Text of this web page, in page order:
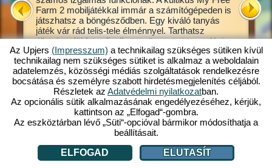
Farm 2 mobiljátékkal immár a számítógépeden is
játszhatsz a böngésződben. Egy kiváló tanyás
játék vár rád telis-tele élménnyel. Tarthatsz
állatokat, földet művelhetsz, összetett termelési
láncok mentén feldolgozott termékeket gyárthatsz.
Regisztrálj máris ingyen és játssz velünk!
tőle,
vevők.
átveszik
csak
Az Upjers (Impresszum) a technikailag szükséges sütiken kívül
technikailag nem szükséges sütiket is alkalmaz a weboldalain
adatelemzés, közösségi médiás szolgáltatások rendelkezésre
bocsátása és személyre szabott hirdetésmegjelenítés céljából.
Részletek az Adatvédelmi nyilatkozatban.
Az opcionális sütik alkalmazásának engedélyezéséhez, kérjük,
kattintson az „Elfogad“-gombra.
Az eszköztárban lévő „Süti“-opcióval bármikor módosíthatja a
beállításait.
ELFOGAD
ELUTASÍT